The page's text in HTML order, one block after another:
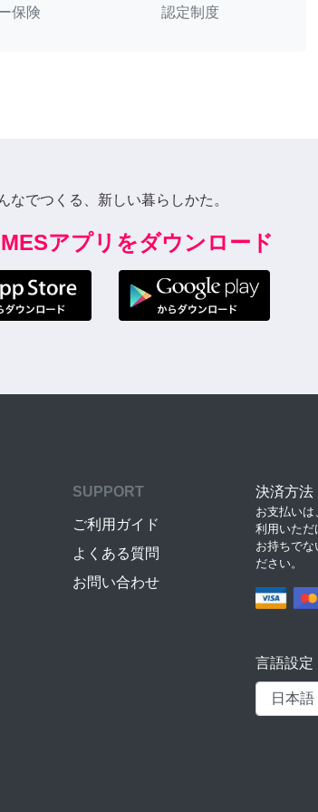
保険 認定制度
なでつくる、新しい暮らしかた。
アプリをダウンロード
SUPPORT
ご利用ガイド
よくある質問
お問い合わせ
決済方法
お支払い
利用いただ
お持ちでな
ださい。
言語設定